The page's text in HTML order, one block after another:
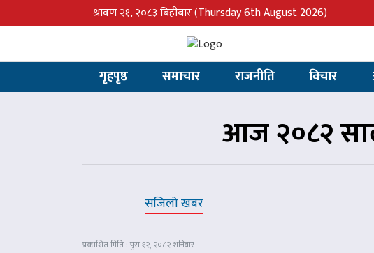
श्रावण २१, २०८३ बिहीबार(Thursday 6th August 2026)
गृहपृष्ठ समाचार राजनीति विचार
आज २०८२
सजिलो खबर
प्रकाशित मिति : पुस १२, २०८२ शनिबार